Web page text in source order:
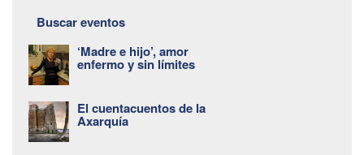
Buscar eventos
‘Madre e hijo’, amor
enfermo y sin límites
El cuentacuentos de la
Axarquía